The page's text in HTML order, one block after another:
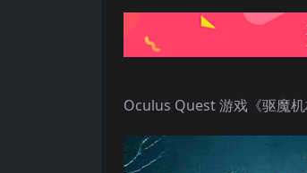
Oculus Quest 游戏《驱魔